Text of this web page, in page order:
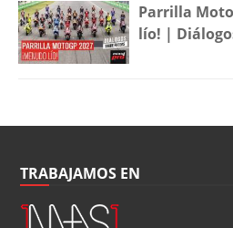
Parrilla
lío! |
TRABAJAMOS EN